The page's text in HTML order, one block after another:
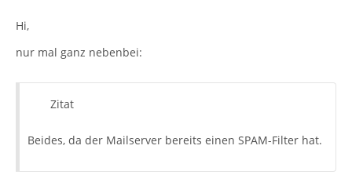
Hi,
nur mal ganz nebenbei:
Zitat
Beides, da der Mailserver bereits einen SPAM-Filter hat.